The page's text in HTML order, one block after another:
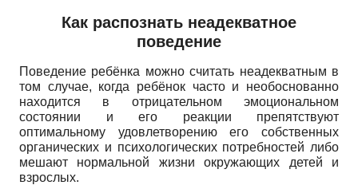
Как распознать неадекватное
поведение
Поведение ребёнка можно считать неадекватным в
том случае, когда ребёнок часто и необоснованно
находится в отрицательном эмоциональном
состоянии и его реакции препятствуют
оптимальному удовлетворению его собственных
органических и психологических потребностей либо
мешают нормальной жизни окружающих детей и
взрослых.